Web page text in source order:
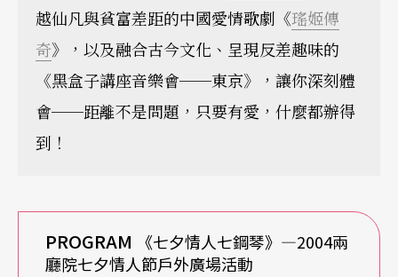
越仙凡與貧富差距的中國愛情歌劇《瑤姬傳
奇》，以及融合古今文化、呈現反差趣味的
《黑盒子講座音樂會──東京》，讓你深刻體
會──距離不是問題，只要有愛，什麼都辦得
到！
PROGRAM
《七夕情人七鋼琴》—2004兩
廳院七夕情人節戶外廣場活動